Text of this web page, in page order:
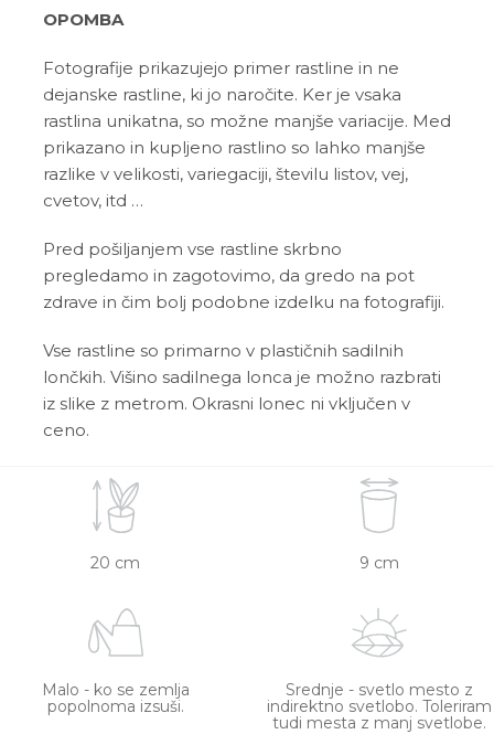
OPOMBA
Fotografije prikazujejo primer rastline in ne
dejanske rastline, ki jo naročite. Ker je vsaka
rastlina unikatna, so možne manjše variacije. Med
prikazano in kupljeno rastlino so lahko manjše
razlike v velikosti, variegaciji, številu listov, vej,
cvetov, itd …
Pred pošiljanjem vse rastline skrbno
pregledamo in zagotovimo, da gredo na pot
zdrave in čim bolj podobne izdelku na fotografiji.
Vse rastline so primarno v plastičnih sadilnih
lončkih. Višino sadilnega lonca je možno razbrati
iz slike z metrom. Okrasni lonec ni vključen v
ceno.
20 cm 9 cm
Malo - ko se zemlja
popolnoma izsuši.
Srednje - svetlo mesto z
indirektno svetlobo. Toleriram
tudi mesta z manj svetlobe.